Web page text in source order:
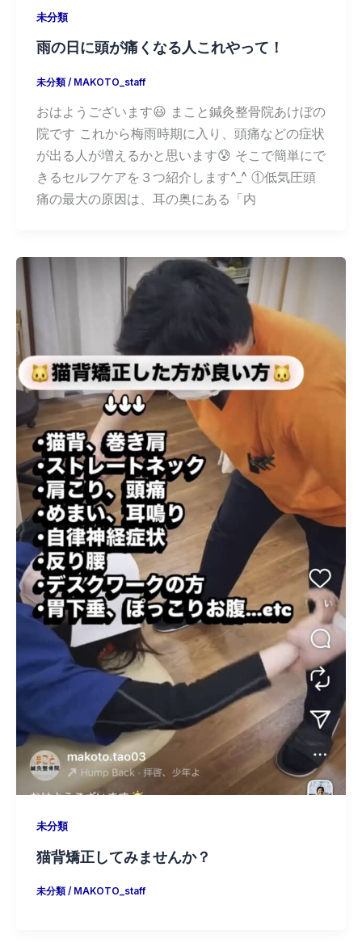
未分類
雨の日に頭が痛くなる人これやって！
未分類/ MAKOTO_staff
おはようございます😃 まこと鍼灸整骨院あけぼの
院です これから梅雨時期に入り、頭痛などの症状
が出る人が増えるかと思います😰 そこで簡単にで
きるセルフケアを３つ紹介します^_^ ①低気圧頭
痛の最大の原因は、耳の奥にある「内
未分類
猫背矯正してみませんか？
未分類/ MAKOTO_staff